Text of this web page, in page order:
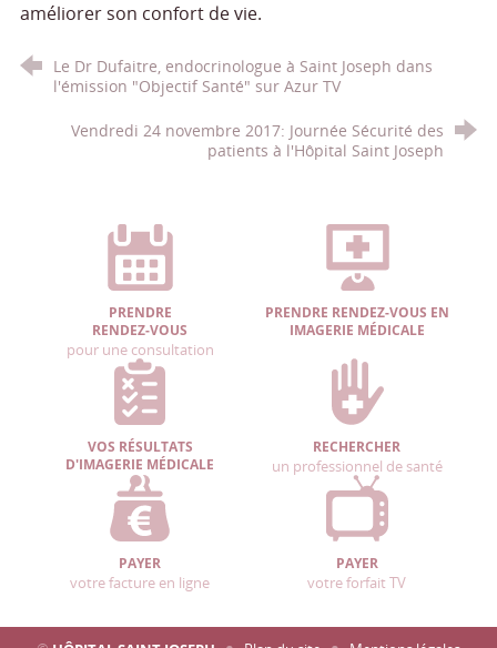
améliorer son confort de vie.
Le Dr Dufaitre, endocrinologue à Saint Joseph dans
l'émission "Objectif Santé" sur Azur TV
Vendredi 24 novembre 2017: Journée Sécurité des
patients à l'Hôpital Saint Joseph
PRENDRE
RENDEZ-VOUS
pour une consultation
PRENDRE RENDEZ-VOUS EN
IMAGERIE MÉDICALE
VOS RÉSULTATS
D'IMAGERIE MÉDICALE
RECHERCHER
un professionnel de santé
PAYER
votre facture en ligne
PAYER
votre forfait TV